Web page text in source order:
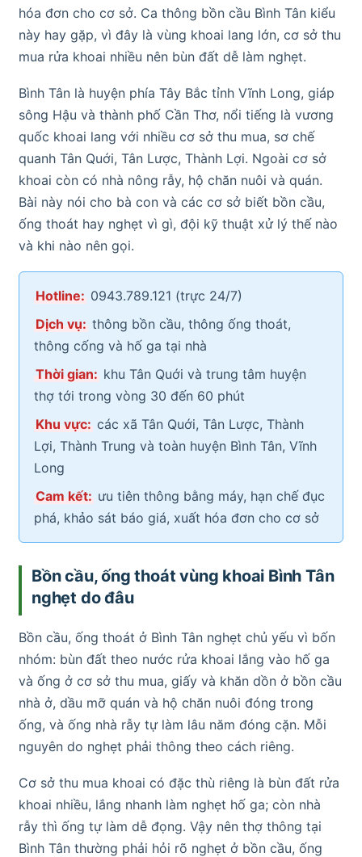
hóa đơn cho cơ sở. Ca thông bồn cầu Bình Tân kiểu
này hay gặp, vì đây là vùng khoai lang lớn, cơ sở thu
mua rửa khoai nhiều nên bùn đất dễ làm nghẹt.
Bình Tân là huyện phía Tây Bắc tỉnh Vĩnh Long, giáp
sông Hậu và thành phố Cần Thơ, nổi tiếng là vương
quốc khoai lang với nhiều cơ sở thu mua, sơ chế
quanh Tân Quới, Tân Lược, Thành Lợi. Ngoài cơ sở
khoai còn có nhà nông rẫy, hộ chăn nuôi và quán.
Bài này nói cho bà con và các cơ sở biết bồn cầu,
ống thoát hay nghẹt vì gì, đội kỹ thuật xử lý thế nào
và khi nào nên gọi.
Hotline: 0943.789.121 (trực 24/7)
Dịch vụ: thông bồn cầu, thông ống thoát,
thông cống và hố ga tại nhà
Thời gian: khu Tân Quới và trung tâm huyện
thợ tới trong vòng 30 đến 60 phút
Khu vực: các xã Tân Quới, Tân Lược, Thành
Lợi, Thành Trung và toàn huyện Bình Tân, Vĩnh
Long
Cam kết: ưu tiên thông bằng máy, hạn chế đục
phá, khảo sát báo giá, xuất hóa đơn cho cơ sở
Bồn cầu, ống thoát vùng khoai Bình Tân
nghẹt do đâu
Bồn cầu, ống thoát ở Bình Tân nghẹt chủ yếu vì bốn
nhóm: bùn đất theo nước rửa khoai lắng vào hố ga
và ống ở cơ sở thu mua, giấy và khăn dồn ở bồn cầu
nhà ở, dầu mỡ quán và hộ chăn nuôi đóng trong
ống, và ống nhà rẫy tự làm lâu năm đóng cặn. Mỗi
nguyên do nghẹt phải thông theo cách riêng.
Cơ sở thu mua khoai có đặc thù riêng là bùn đất rửa
khoai nhiều, lắng nhanh làm nghẹt hố ga; còn nhà
rẫy thì ống tự làm dễ đọng. Vậy nên thợ thông tại
Bình Tân thường phải hỏi rõ nghẹt ở bồn cầu, ống